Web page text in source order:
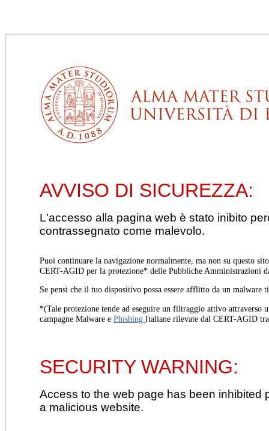
AVVISO DI SICUREZZA:
L'accesso alla pagina web è stato inibito
contrassegnato come malevolo.
Puoi continuare la navigazione normalmente, ma non su questo
CERT-AGID per la protezione* delle Pubbliche Amministrazioni
Se pensi che il tuo dispositivo possa essere afflitto da un
*(Tale protezione tende ad eseguire un filtraggio attivo
campagne Malware e Phishing Italiane rilevate dal CERT-AGID
SECURITY WARNING:
Access to the web page has been
a malicious website.